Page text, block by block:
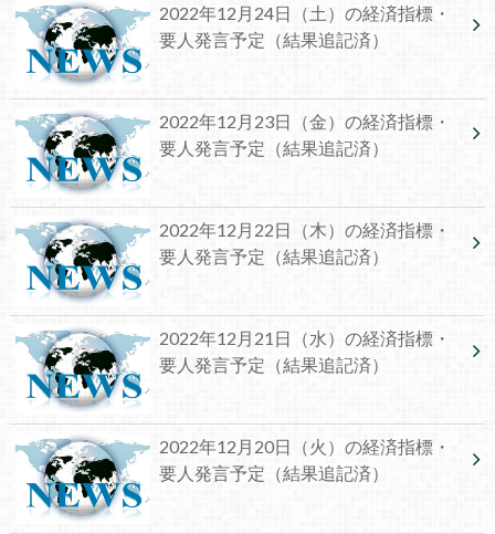
2022年12月24日（土）の経済指標・
要人発言予定（結果追記済）
2022年12月23日（金）の経済指標・
要人発言予定（結果追記済）
2022年12月22日（木）の経済指標・
要人発言予定（結果追記済）
2022年12月21日（水）の経済指標・
要人発言予定（結果追記済）
2022年12月20日（火）の経済指標・
要人発言予定（結果追記済）